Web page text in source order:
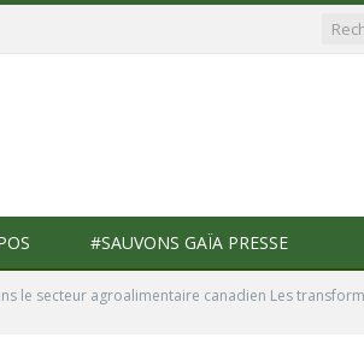
#SAUVONS GAÏA PRESSE
le secteur agroalimentaire canadien Les